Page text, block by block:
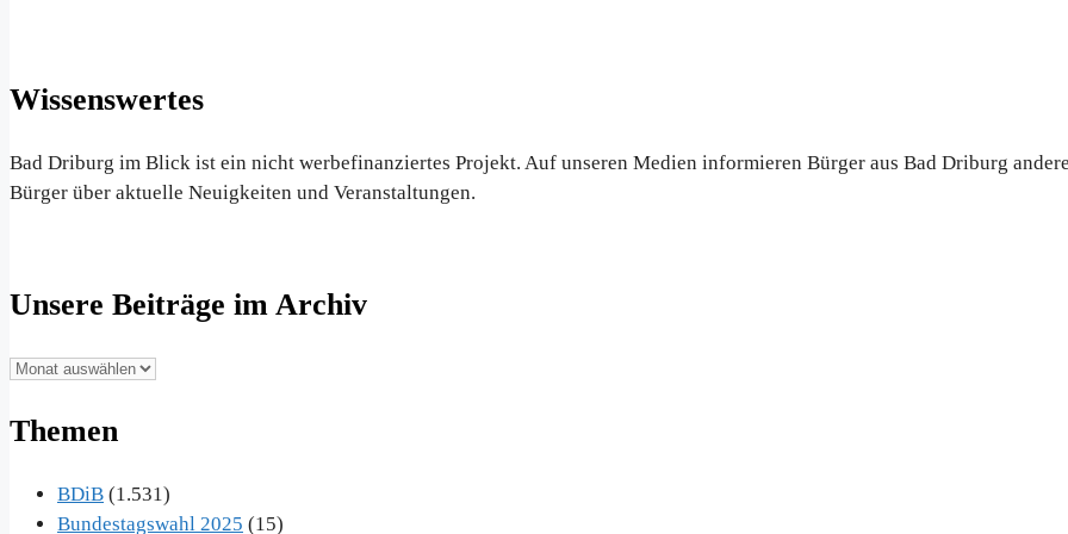
Wissenswertes
Bad Driburg im Blick ist ein nicht werbefinanziertes Projekt. Auf unseren Medien informieren Bürger aus Bad Driburg
Bürger über aktuelle Neuigkeiten und Veranstaltungen.
Unsere Beiträge im Archiv
Unsere
im
Themen
BDiB (1.531)
Bundestagswahl 2025 (15)